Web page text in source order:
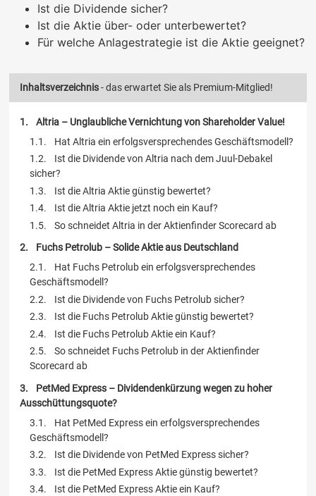
Ist die Dividende sicher?
Ist die Aktie über- oder unterbewertet?
Für welche Anlagestrategie ist die Aktie geeignet?
Inhaltsverzeichnis- das erwartet Sie als Premium-Mitglied!
Altria – Unglaubliche Vernichtung von Shareholder Value!
Hat Altria ein erfolgsversprechendes Geschäftsmodell?
Ist die Dividende von Altria nach dem Juul-Debakel
sicher?
Ist die Altria Aktie günstig bewertet?
Ist die Altria Aktie jetzt noch ein Kauf?
So schneidet Altria in der Aktienfinder Scorecard ab
Fuchs Petrolub – Solide Aktie aus Deutschland
Hat Fuchs Petrolub ein erfolgsversprechendes
Geschäftsmodell?
Ist die Dividende von Fuchs Petrolub sicher?
Ist die Fuchs Petrolub Aktie günstig bewertet?
Ist die Fuchs Petrolub Aktie ein Kauf?
So schneidet Fuchs Petrolub in der Aktienfinder
Scorecard ab
PetMed Express – Dividendenkürzung wegen zu hoher
Ausschüttungsquote?
Hat PetMed Express ein erfolgsversprechendes
Geschäftsmodell?
Ist die Dividende von PetMed Express sicher?
Ist die PetMed Express Aktie günstig bewertet?
Ist die PetMed Express Aktie ein Kauf?